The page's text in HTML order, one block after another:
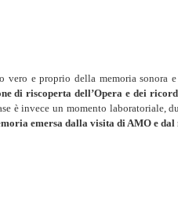
e proprio della memoria sonora
di riscoperta dell’Opera e dei
è invece un momento laboratoriale,
emersa dalla visita di AMO e